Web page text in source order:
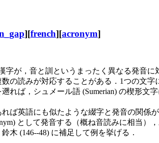
][french][acronym]
が，音と訓というまったく異なる発音に
の読みが対応することがある．1つの文
ば，シュメール語 (Sumerian) の楔形文
ば英語にも似たような綴字と発音の関係
として発音する（概ね音読みに相当）
木 (146--48) に補足して例を挙げる．